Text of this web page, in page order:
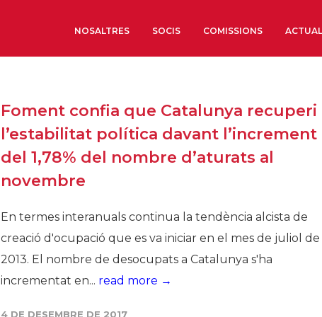
NOSALTRES
Òrgans de Govern
Òrgans Consultius
Estructura Executiva
Econòmics i Socials
Organitzacions
Organitzacions
SOCIS COMISSIONS
Foment confia que Catalunya recuperi
l’estabilitat política davant l’increment
del 1,78% del nombre d’aturats al
novembre
En termes interanuals continua la tendència alcista de
creació d'ocupació que es va iniciar en el mes de juliol de
2013. El nombre de desocupats a Catalunya s'ha
incrementat en... read more →
4 DE DESEMBRE DE 2017